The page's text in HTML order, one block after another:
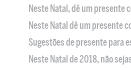
Neste Natal, dê um presente
Neste Natal dê um presente
Sugestões de presente para
Neste Natal de 2018, não